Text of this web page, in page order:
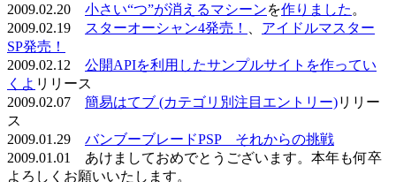
2009.02.20 小さい“つ”が消えるマシーンを作りました 。
2009.02.19
スターオーシャン4発売！
アイドルマスター
SP発売！
2009.02.12 公開APIを利用したサンプルサイトを作ってい
くよ リリース
2009.02.07 簡易はてブ (カテゴリ別注目エントリー)リリー
ス
2009.01.29 バンブーブレードPSP それからの挑戦
2009.01.01 あけましておめでとうございます。本年も何卒
よろしくお願いいたします。